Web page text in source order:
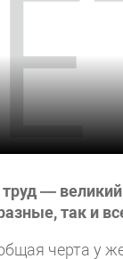
—
так и
черта у